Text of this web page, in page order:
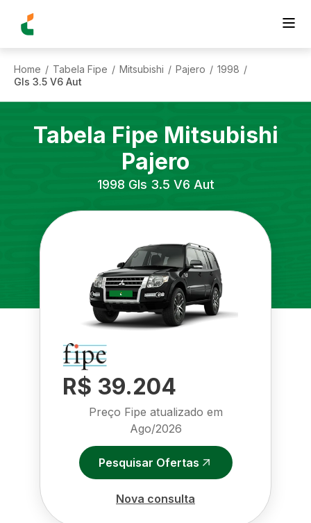
Home / Tabela Fipe / Mitsubishi / Pajero / 1998 /
Gls 3.5 V6 Aut
Tabela Fipe Mitsubishi
Pajero
1998 Gls 3.5 V6 Aut
R$ 39.204
Preço Fipe atualizado em
Ago/2026
Pesquisar Ofertas
Nova consulta